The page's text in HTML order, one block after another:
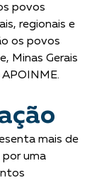
povos
regionais e
os povos
Minas Gerais
mais de
uma